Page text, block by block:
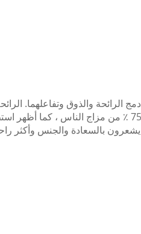
الرائحة والذوق وتفاعلهما.
في المقابل ، الذوق هو شعور وثيق يمكن أن يسيطر على 75 ٪
بالسعادة والجنس وأكثر